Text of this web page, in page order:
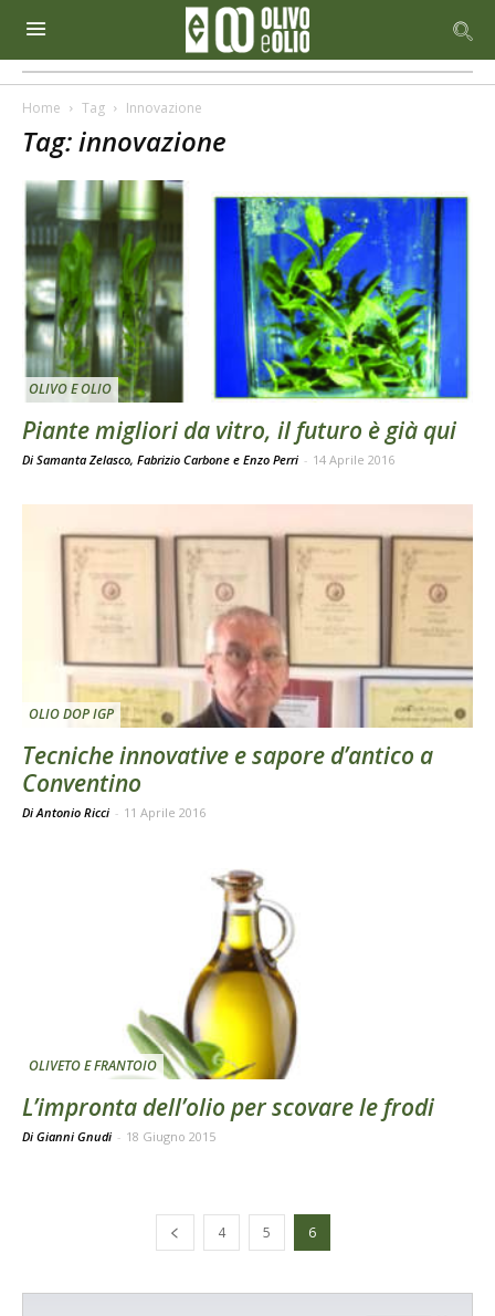
Home Tag Innovazione
Tag: innovazione
OLIVO E OLIO
Piante migliori da vitro, il futuro è già qui
Di Samanta Zelasco, Fabrizio Carbone e Enzo Perri - 14 Aprile 2016
OLIO DOP IGP
Tecniche innovative e sapore d’antico a
Conventino
Di Antonio Ricci - 11 Aprile 2016
OLIVETO E FRANTOIO
L’impronta dell’olio per scovare le frodi
Di Gianni Gnudi - 18 Giugno 2015
4 5 6